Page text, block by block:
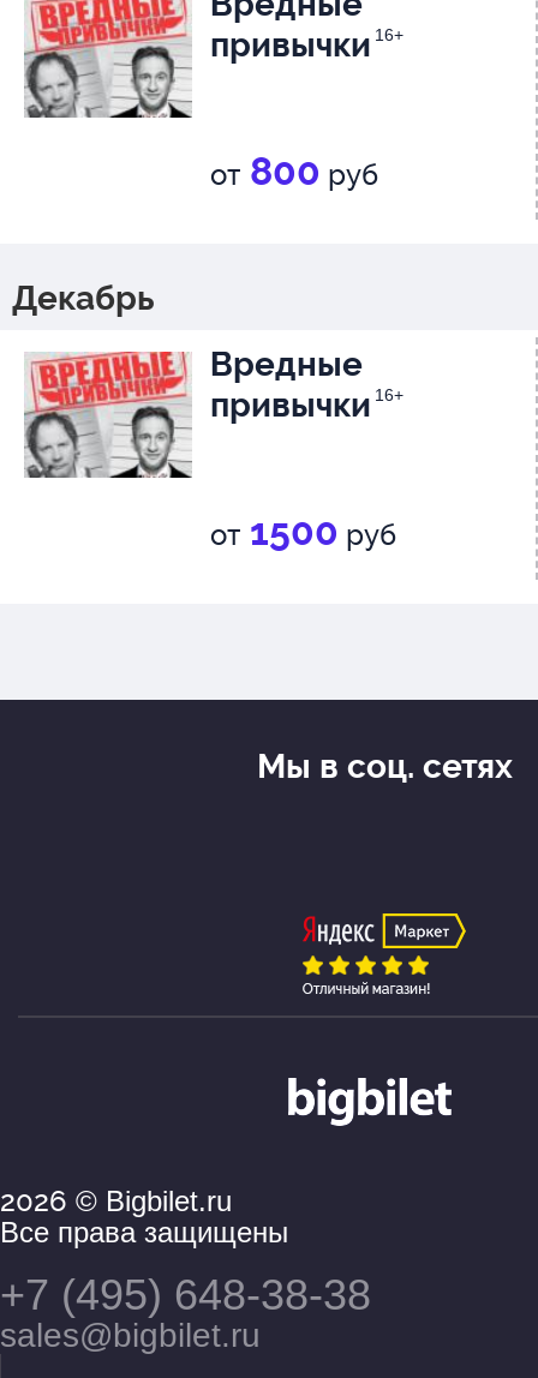
привычки 16+
от 800 руб
Декабрь
Вредные
привычки 16+
от 1500 руб
2026 © Bigbilet.ru
Все права защищены
+7 (495) 648-38-38
sales@bigbilet.ru
Мы в соц. сетях